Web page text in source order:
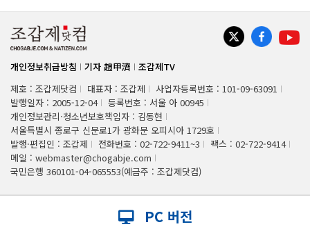
개인정보취급방침 기자 趙甲濟
조갑제TV
제호 : 조갑제닷컴
대표자 : 조갑제
사업자등록번호 : 101-09-63091
발행일자 : 2005-12-04
등록번호 : 서울 아 00945
개인정보관리·청소년보호책임자 : 김동현
서울특별시 종로구 신문로1가 광화문 오피시아 1729호
발행·편집인 : 조갑제
전화번호 : 02-722-9411~3
팩스 : 02-722-9414
메일 : webmaster@chogabje.com
국민은행 360101-04-065553(예금주 : 조갑제닷컴)
PC 버전